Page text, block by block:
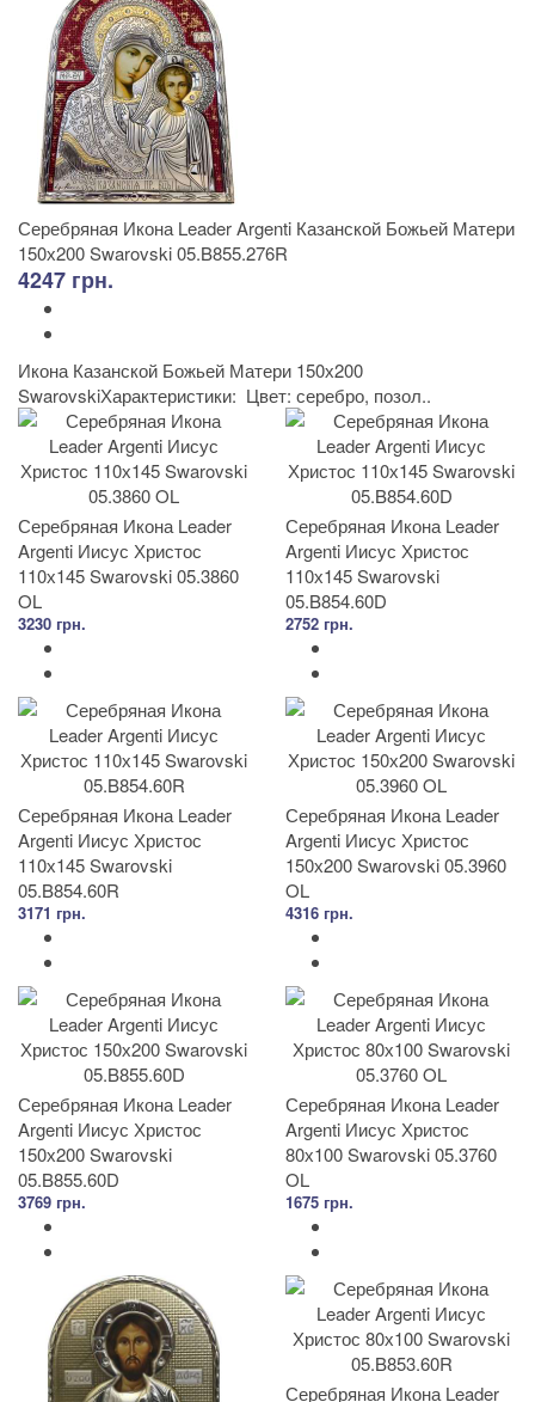
Серебряная Икона Leader Argenti Казанской Божьей Матери
150х200 Swarovski 05.B855.276R
4247 грн.
Икона Казанской Божьей Матери 150х200
SwarovskiХарактеристики: Цвет: серебро, позол..
Серебряная Икона Leader
Argenti Иисус Христос
110х145 Swarovski 05.3860
OL
3230 грн.
Серебряная Икона Leader
Argenti Иисус Христос
110х145 Swarovski
05.B854.60D
2752 грн.
Серебряная Икона Leader
Argenti Иисус Христос
110х145 Swarovski
05.B854.60R
3171 грн.
Серебряная Икона Leader
Argenti Иисус Христос
150х200 Swarovski 05.3960
OL
4316 грн.
Серебряная Икона Leader
Argenti Иисус Христос
150х200 Swarovski
05.B855.60D
3769 грн.
Серебряная Икона Leader
Argenti Иисус Христос
80х100 Swarovski 05.3760
OL
1675 грн.
Серебряная Икона Leader